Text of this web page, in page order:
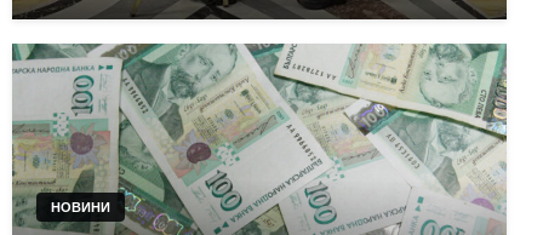
НОВИНИ